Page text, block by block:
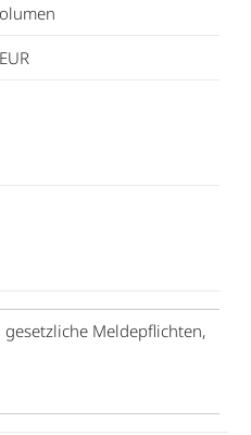
EUR
gesetzliche Meldepflichten,